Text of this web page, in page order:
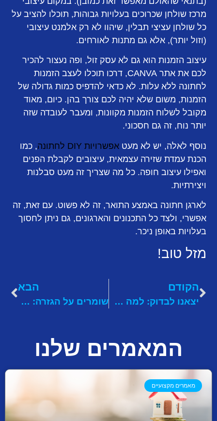
מרכז שולחן שכרוכים בעלויות גבוהות, תוכלו להציב על
כל שולחן עציצי תבלין, שיהוו לא רק אלמנט עיצובי
(וזול יותר), אלא גם מתנות לאורחים.
עיצוב הזמנות הוא גם לא עסק זול, ופה נעצור להכיר
לכם את אתר CANVA, דרכו תוכלו לעצב הזמנות
לחתונה ללא עלות. לא כדאי להדפיס כמות גדולה של
הזמנות, משום שלא יהיה לכם צורך בהן. כיום, מאוד
מקובל לשלוח הזמנות מקוונות, ומעבר לעובדה שזה
יותר נוח, זה גם חסכוני.
נוסף לאלה, יש לא מעטאפשרויות DIY לחתונה
, כמו
הכנת עמדת שזירה עצמאית, עיצובים לקבלת הפנים
ואפילו עיצוב חופה. כל מה שצריך זה מעט סבלנות
ויצירתיות.
לארגן חתונה באמצע התואר, זה לא פשוט. עם זאת, זה
אפשרי, ולצד כל התכנונים והארגונים, גם ניתן לחסוך
בעלויות באופן ניכר.
מזל טוב!
הקודם
יצאנו לבדוק: למה ספק האינטרנט ITC אידיאלי לסטודנטים ותלמידים?
הבא
שומרים על הגזרה: לימודים אקדמאיים לא אומרים בהכרח עלייה במשקל
המאמרים שלנו
מאמרים מקצועיים